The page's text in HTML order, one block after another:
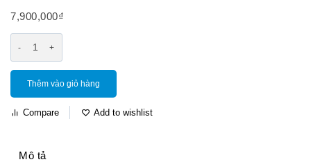
7,900,000₫
Thêm vào giỏ hàng
Compare Add to wishlist
Mô tả